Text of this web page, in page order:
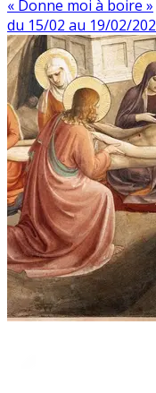
« Donne moi à boire »
du 15/02 au 19/02/